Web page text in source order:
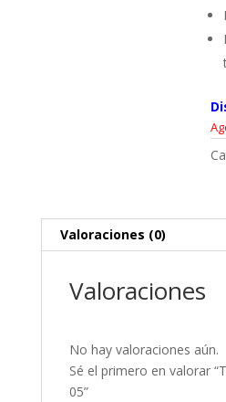
Valoraciones (0)
Valoraciones
No hay valoraciones aún.
Sé el primero en valorar
05”